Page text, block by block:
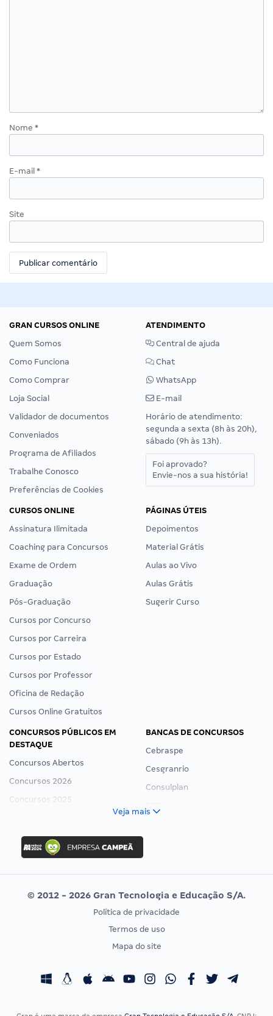
Nome *
E-mail *
Site
GRAN CURSOS ONLINE
Quem Somos
Como Funciona
Como Comprar
Loja Social
Validador de documentos
Conveniados
Programa de Afiliados
Trabalhe Conosco
Preferências de Cookies
ATENDIMENTO
Central de ajuda
Chat
WhatsApp
E-mail
Horário de atendimento:
segunda a sexta (8h às 20h),
sábado (9h às 13h).
Foi aprovado?
Envie-nos a sua história!
CURSOS ONLINE
Assinatura Ilimitada
Coaching para Concursos
Exame de Ordem
Graduação
Pós-Graduação
Cursos por Concurso
Cursos por Carreira
Cursos por Estado
Cursos por Professor
Oficina de Redação
Cursos Online Gratuitos
PÁGINAS ÚTEIS
Depoimentos
Material Grátis
Aulas ao Vivo
Aulas Grátis
Sugerir Curso
CONCURSOS PÚBLICOS EM
DESTAQUE
Concursos Abertos
Concursos 2026
Concursos 2025
Concurso Ibama
Concurso MPU
Editais publicados
BANCAS DE CONCURSOS
Cebraspe
Cesgranrio
Consulplan
Vunesp
CONCURSOS POR PROFISSÃO
Concursos Fiscais
EXAME DE ORDEM
Calendário OAB
Veja mais
© 2012 - 2026 Gran Tecnologia e Educação S/A.
Política de privacidade
Termos de uso
Mapa do site